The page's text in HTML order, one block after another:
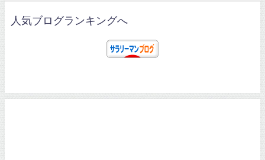
人気ブログランキングへ